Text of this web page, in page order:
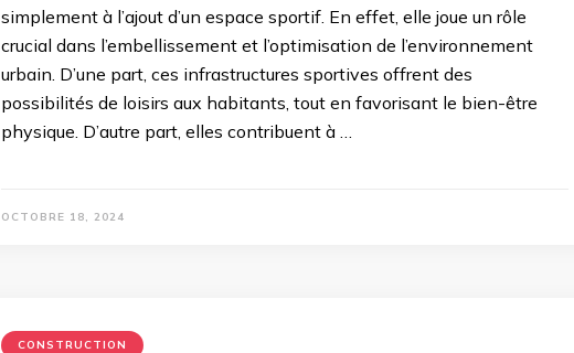
simplement à l’ajout d’un espace sportif. En effet, elle joue un rôle
crucial dans l’embellissement et l’optimisation de l’environnement
urbain. D’une part, ces infrastructures sportives offrent des
possibilités de loisirs aux habitants, tout en favorisant le bien-être
physique. D’autre part, elles contribuent à …
OCTOBRE 18, 2024
CONSTRUCTION